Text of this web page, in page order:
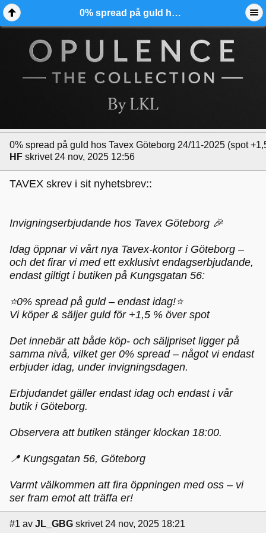
0% spread på guld hos Tavex Göteborg 24/11-2025 (spot +1,5%) - Ädelmetallforum
0% spread på guld hos Tavex Göteborg 24/11-2025 (spot
HF skrivet 24 nov, 2025 12:56
TAVEX skrev i sit nyhetsbrev::
Invigningserbjudande hos Tavex Göteborg 🎉
Idag öppnar vi vårt nya Tavex-kontor i Göteborg –
och det firar vi med ett exklusivt endagserbjudande,
endast giltigt i butiken på Kungsgatan 56:
⭐0% spread på guld – endast idag!⭐
Vi köper & säljer guld för +1,5 % över spot
Det innebär att både köp- och säljpriset ligger på
samma nivå, vilket ger 0% spread – något vi endast
erbjuder idag, under invigningsdagen.
Erbjudandet gäller endast idag och endast i vår
butik i Göteborg.
Observera att butiken stänger klockan 18:00.
📍 Kungsgatan 56, Göteborg
Varmt välkommen att fira öppningen med oss – vi
ser fram emot att träffa er!
#1 av JL_GBG skrivet 24 nov, 2025 18:21